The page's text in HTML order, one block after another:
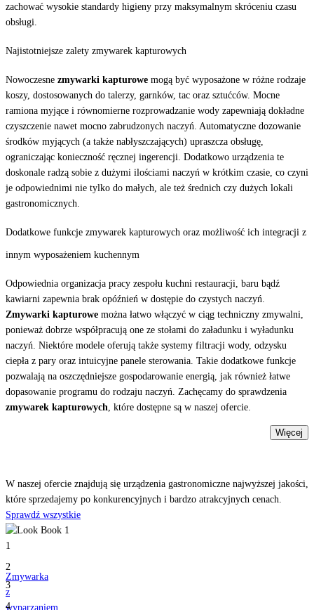
zachować wysokie standardy higieny przy maksymalnym skróceniu czasu
obsługi.
Najistotniejsze zalety zmywarek kapturowych
Nowoczesne zmywarki kapturowe mogą być wyposażone w różne rodzaje
koszy, dostosowanych do talerzy, garnków, tac oraz sztućców. Mocne
ramiona myjące i równomierne rozprowadzanie wody zapewniają dokładne
czyszczenie nawet mocno zabrudzonych naczyń. Automatyczne dozowanie
środków myjących (a także nabłyszczających) upraszcza obsługę,
ograniczając konieczność ręcznej ingerencji. Dodatkowo urządzenia te
doskonale radzą sobie z dużymi ilościami naczyń w krótkim czasie, co czyni
je odpowiednimi nie tylko do małych, ale też średnich czy dużych lokali
gastronomicznych.
Dodatkowe funkcje zmywarek kapturowych oraz możliwość ich integracji z
innym wyposażeniem kuchennym
Odpowiednia organizacja pracy zespołu kuchni restauracji, baru bądź
kawiarni zapewnia brak opóźnień w dostępie do czystych naczyń.
Zmywarki kapturowe można łatwo włączyć w ciąg techniczny zmywalni,
ponieważ dobrze współpracują one ze stołami do załadunku i wyładunku
naczyń. Niektóre modele oferują także systemy filtracji wody, odzysku
ciepła z pary oraz intuicyjne panele sterowania. Takie dodatkowe funkcje
pozwalają na oszczędniejsze gospodarowanie energią, jak również łatwe
dopasowanie programu do rodzaju naczyń. Zachęcamy do sprawdzenia
zmywarek kapturowych , które dostępne są w naszej ofercie.
Więcej
W naszej ofercie znajdują się urządzenia gastronomiczne najwyższej jakości,
które sprzedajemy po konkurencyjnych i bardzo atrakcyjnych cenach.
Sprawdź wszystkie
1
Zmywarka
z
wyparzaniem
2
3
4